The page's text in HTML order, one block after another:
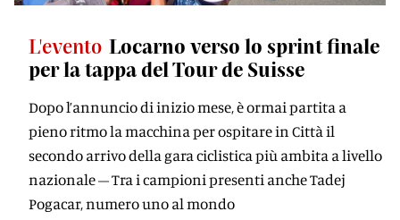
L'evento Locarno verso lo sprint ﬁnale
per la tappa del Tour de Suisse
Dopo l’annuncio di inizio mese, è ormai partita a
pieno ritmo la macchina per ospitare in Città il
secondo arrivo della gara ciclistica più ambita a livello
nazionale – Tra i campioni presenti anche Tadej
Pogacar, numero uno al mondo